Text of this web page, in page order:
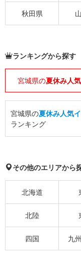
秋田県
ランキングから探す
宮城県の夏休み人
宮城県の夏休み人気
ランキング
その他のエリアから
北海道
北陸
四国 九